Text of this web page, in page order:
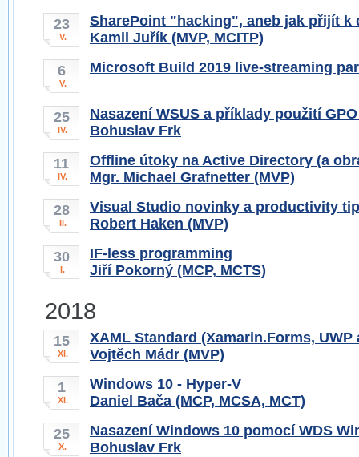
23
V.
SharePoint "hacking", aneb jak přijít k
Kamil Juřík (MVP, MCITP)
6
V.
Microsoft Build 2019 live-streaming
25
IV.
Nasazení WSUS a příklady použití
Bohuslav Frk
11
IV.
Offline útoky na Active Directory (a
Mgr. Michael Grafnetter (MVP)
28
II.
Visual Studio novinky a productivity
Robert Haken (MVP)
30
I.
IF-less programming
Jiří Pokorný (MCP, MCTS)
2018
15
XI.
XAML Standard (Xamarin.Forms, UWP
Vojtěch Mádr (MVP)
1
XI.
Windows 10 - Hyper-V
Daniel Bača (MCP, MCSA, MCT)
25
X.
Nasazení Windows 10 pomocí WDS
Bohuslav Frk